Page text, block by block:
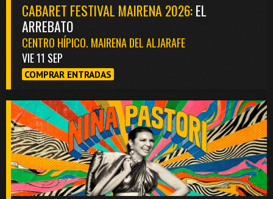
CABARET FESTIVAL MAIRENA 2026:EL
ARREBATO
CENTRO HÍPICO. MAIRENA DEL ALJARAFE
VIE 11 SEP
COMPRAR ENTRADAS